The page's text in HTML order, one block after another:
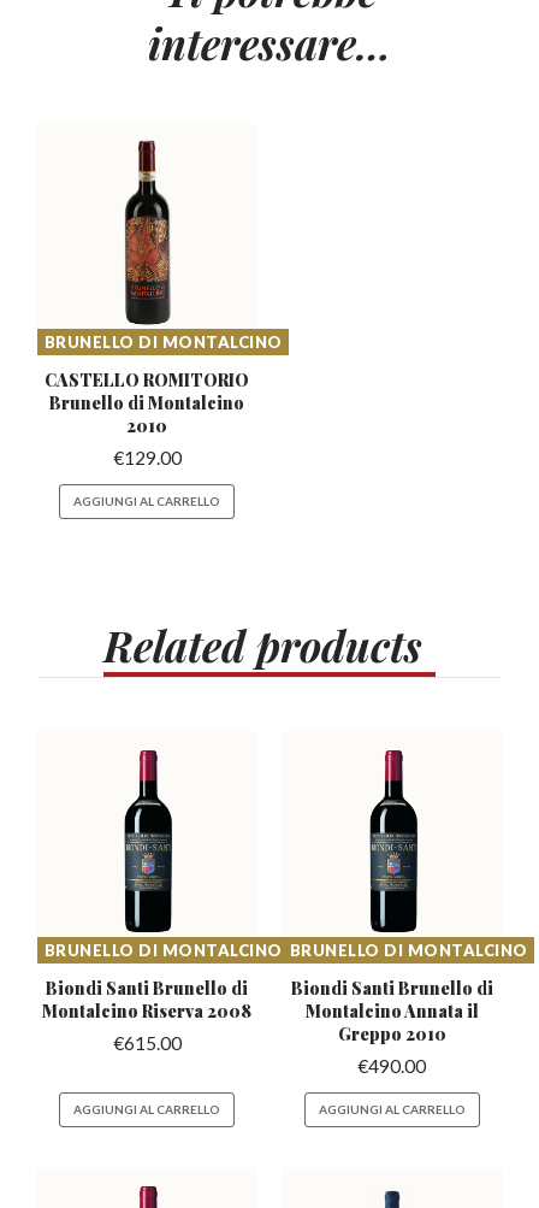
interessare…
BRUNELLO DI MONTALCINO
CASTELLO ROMITORIO
Brunello di Montalcino
2010
€129.00
AGGIUNGI AL CARRELLO
Relatedproducts
BRUNELLO DI MONTALCINO
Biondi Santi Brunello di
Montalcino Riserva 2008
€615.00
AGGIUNGI AL CARRELLO
BRUNELLO DI MONTALCINO
Biondi Santi Brunello di
MontalcinoAnnata il
Greppo 2010
€490.00
AGGIUNGI AL CARRELLO